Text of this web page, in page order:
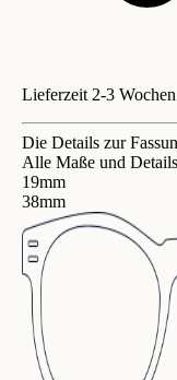
Lieferzeit 2-3 Wochen
Die Details zur
Alle Maße und
19mm
38mm